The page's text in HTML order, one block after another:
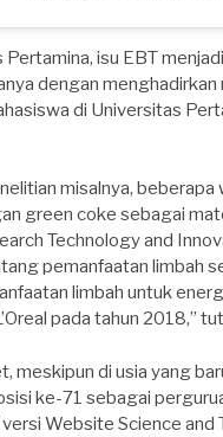
Pertamina, isu EBT
dengan
di Universitas
misalnya,
green coke sebagai
Technology and
pemanfaatan limbah
limbah untuk
pada tahun 2018,”
meskipun di usia yang
ke-71 sebagai
Website Science